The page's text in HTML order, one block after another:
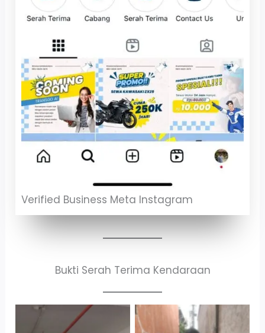
Verified Business Meta Instagram
Bukti Serah Terima Kendaraan